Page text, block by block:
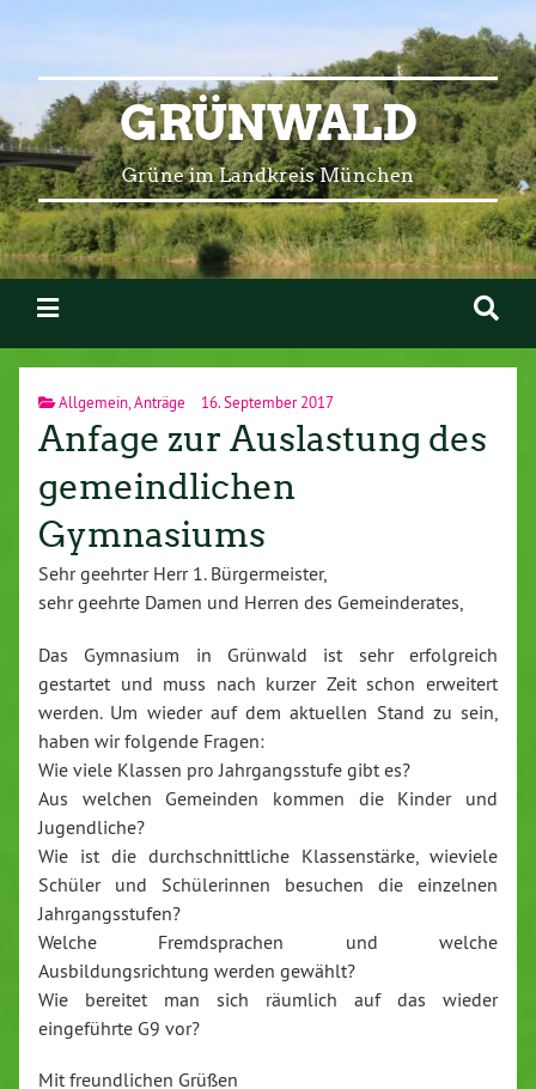
GRÜNWALD
Grüne im Landkreis München
Allgemein,Anträge 16. September 2017
Anfage zur Auslastung des
gemeindlichen
Gymnasiums
Sehr geehrter Herr 1. Bürgermeister,
sehr geehrte Damen und Herren des Gemeinderates,
Das Gymnasium in Grünwald ist sehr erfolgreich
gestartet und muss nach kurzer Zeit schon erweitert
werden. Um wieder auf dem aktuellen Stand zu sein,
haben wir folgende Fragen:
Wie viele Klassen pro Jahrgangsstufe gibt es?
Aus welchen Gemeinden kommen die Kinder und
Jugendliche?
Wie ist die durchschnittliche Klassenstärke, wieviele
Schüler und Schülerinnen besuchen die einzelnen
Jahrgangsstufen?
Welche Fremdsprachen und welche
Ausbildungsrichtung werden gewählt?
Wie bereitet man sich räumlich auf das wieder
eingeführte G9 vor?
Mit freundlichen Grüßen